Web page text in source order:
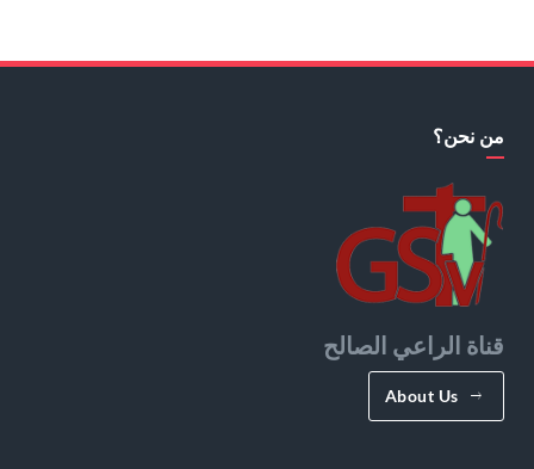
من نحن؟
قناة الراعي الصالح
About Us